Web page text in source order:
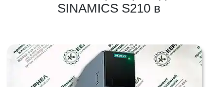
SINAMICS S210 в